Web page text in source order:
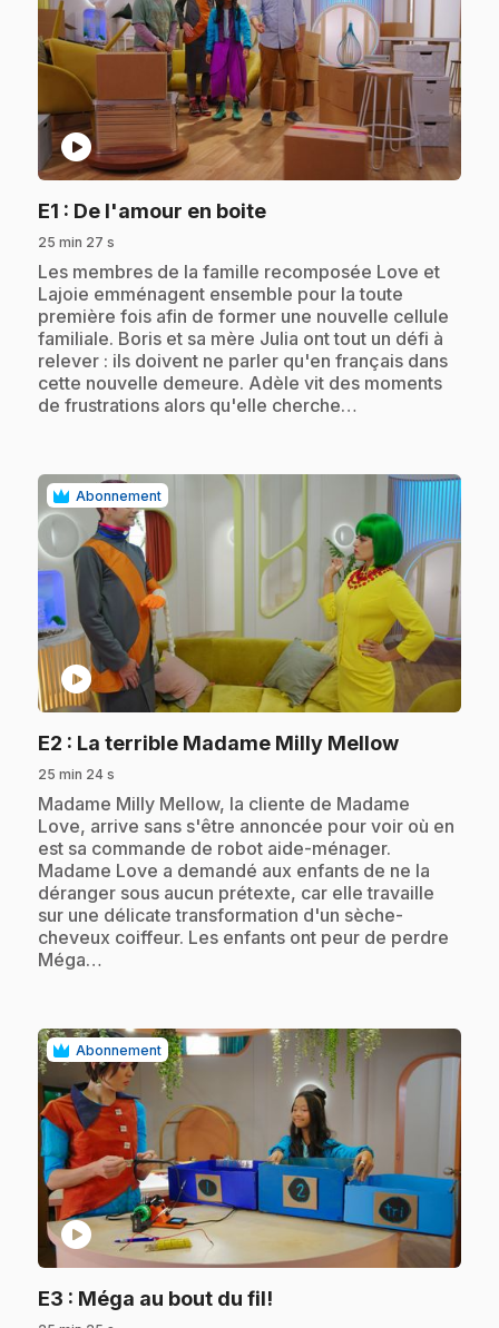
play_circle
E1 : De l'amour en boite.
25 min 27 s
.Les membres de la famille recomposée Love et
Lajoie emménagent ensemble pour la toute
première fois afin de former une nouvelle cellule
familiale. Boris et sa mère Julia ont tout un défi à
relever : ils doivent ne parler qu'en français dans
cette nouvelle demeure. Adèle vit des moments
de frustrations alors qu'elle cherche…
Abonnement
play_circle
E2 : La terrible Madame Milly Mellow.
25 min 24 s
.Madame Milly Mellow, la cliente de Madame
Love, arrive sans s'être annoncée pour voir où en
est sa commande de robot aide-ménager.
Madame Love a demandé aux enfants de ne la
déranger sous aucun prétexte, car elle travaille
sur une délicate transformation d'un sèche-
cheveux coiffeur. Les enfants ont peur de perdre
Méga…
Abonnement
play_circle
E3 : Méga au bout du fil!